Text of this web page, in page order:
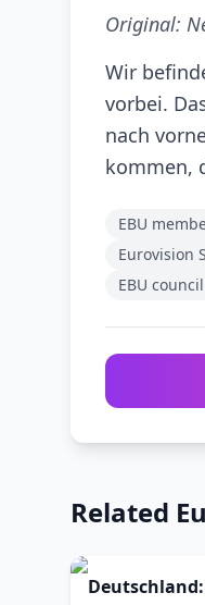
Original:
Wir
vorbei.
nach
kommen,
EBU
Eurovision
EBU
Related
Deutschland: